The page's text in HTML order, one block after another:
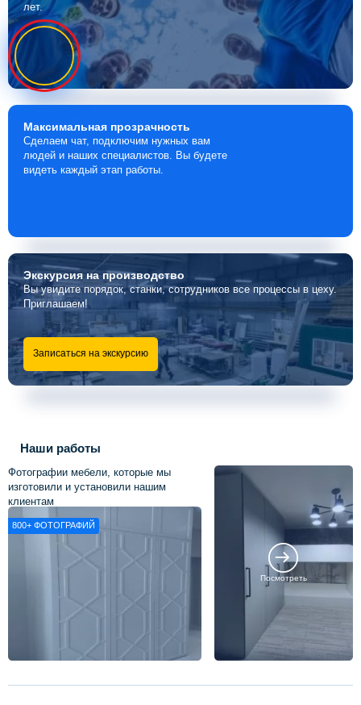
лет.
Максимальная прозрачность
Сделаем чат, подключим нужных вам
людей и наших специалистов. Вы будете
видеть каждый этап работы.
Экскурсияна производство
Вы увидите порядок, станки, сотрудников все процессы в цеху.
Приглашаем!
Записаться на экскурсию
Наши работы
Фотографии мебели, которые мы
изготовили и установили нашим
клиентам
800+ ФОТОГРАФИЙ
Посмотреть